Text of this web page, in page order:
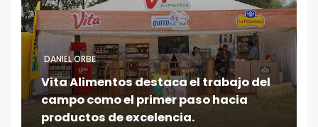
DANIEL ORBE
Vita Alimentos destaca el trabajo del
campo como el primer paso hacia
productos de excelencia.